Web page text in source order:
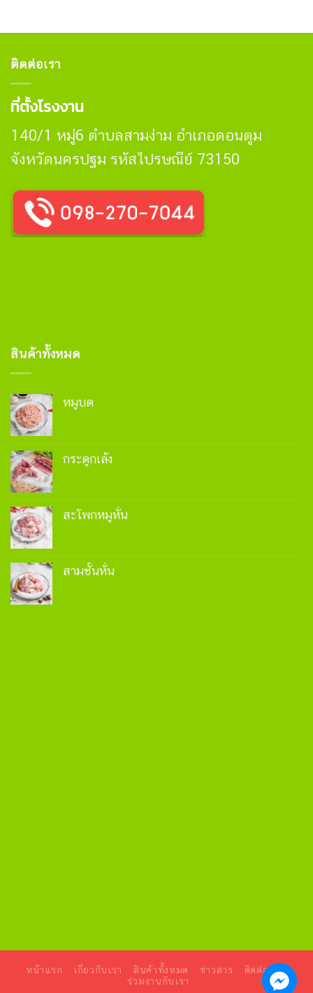
ติดต่อเรา
ที่ตั้งโรงงาน
140/1 หมู่6 ตำบลสามง่าม อำเภอดอนตูม
จังหวัดนครปฐม รหัสไปรษณีย์ 73150
สินค้าทั้งหมด
หมูบด
กระดูกเล้ง
สะโพกหมูหั่น
สามชั้นหั่น
หน้าแรก เกี่ยวกับเรา สินค้าทั้งหมด ข่าวสาร
ติดต่อเรา
ร่วมงานกับเรา